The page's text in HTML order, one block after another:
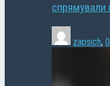
спрямували
zapsich,